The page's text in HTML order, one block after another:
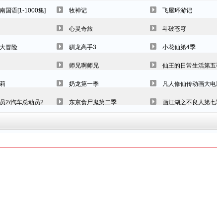
国语[1-1000集] 牧神记 飞屋环游记
心灵奇旅 斗破苍穹
冒险 驯龙高手3 小花仙第4季
师兄啊师兄 仙王的日常生活第
奶龙第一季 凡人修仙传动画大
2/汽车总动员2 东京食尸鬼第二季 画江湖之不良人第